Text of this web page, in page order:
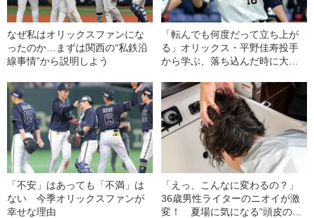
なぜ私はオリックスファンにな
ったのか…まずは関西の“私鉄沿
線事情”から説明しよう
「転んでも何度だって立ち上が
る」オリックス・平野佳寿投手
から学ぶ、落ち込んだ時に大事
「不安」はあっても「不満」は
ない 今季オリックスファンが
幸せな理由
「えっ、こんなに変わるの？」
36歳男性ライターのニオイが激
変！ 夏場に気になる“頭皮のニ